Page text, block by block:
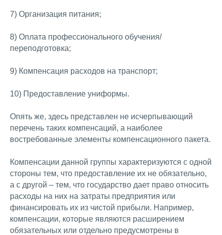
7) Организация питания;
8) Оплата профессионального обучения/
переподготовка;
9) Компенсация расходов на транспорт;
10) Предоставление униформы.
Опять же, здесь представлен не исчерпывающий
перечень таких компенсаций, а наиболее
востребованные элементы компенсационного пакета.
Компенсации данной группы характеризуются с одной
стороны тем, что предоставление их не обязательно,
а с другой – тем, что государство дает право относить
расходы на них на затраты предприятия или
финансировать их из чистой прибыли. Например,
компенсации, которые являются расширением
обязательных или отдельно предусмотрены в